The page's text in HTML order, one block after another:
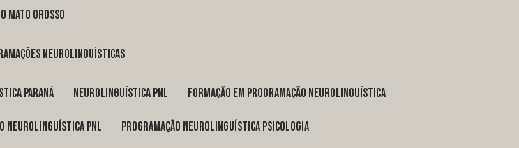
Mato Grosso
neurolinguísticas
Paraná neurolinguística pnl formação em programação neurolinguística
neurolinguística pnl programação neurolinguística psicologia